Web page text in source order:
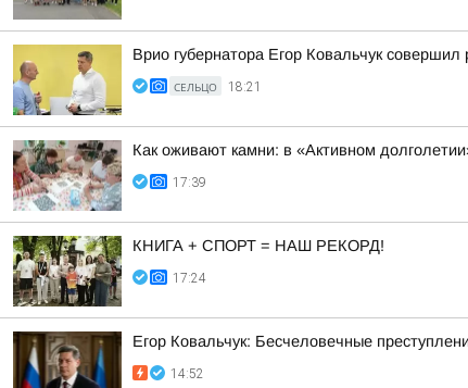
Врио губернатора Егор Ковальчук
СЕЛЬЦО 18:21
Как оживают камни: в «Активном
17:39
КНИГА + СПОРТ = НАШ РЕКОРД!
17:24
Егор Ковальчук: Бесчеловечные
14:52